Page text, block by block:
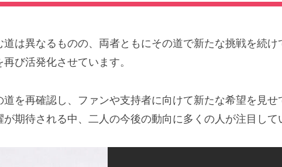
は異なるものの、両者ともにその道で新たな挑戦を続
び活発化させています。
を再確認し、ファンや支持者に向けて新たな希望を見せ
期待される中、二人の今後の動向に多くの人が注目して